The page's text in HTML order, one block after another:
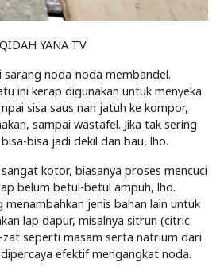
YANA TV
noda-noda membandel.
ini kerap digunakan untuk menyeka
sisa saus nan jatuh ke kompor,
sampai wastafel. Jika tak sering
bisa jadi dekil dan bau, lho.
kotor, biasanya proses mencuci
belum betul-betul ampuh, lho.
menambahkan jenis bahan lain untuk
lap dapur, misalnya sitrun (citric
seperti masam serta natrium dari
efektif mengangkat noda.